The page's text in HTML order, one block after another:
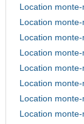
Location
Location
Location
Location
Location
Location
Location
Location